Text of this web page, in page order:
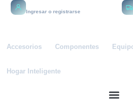
Ingresar o registrarse
Accesorios Componentes
Hogar Inteligente